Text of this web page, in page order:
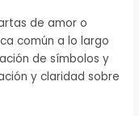
de amor o
común a lo largo
de símbolos y
y claridad sobre